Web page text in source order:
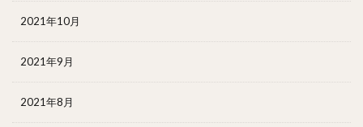
2021年10月
2021年9月
2021年8月